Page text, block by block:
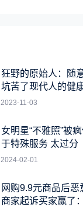
狂野的原始人：随
坑苦了现代人的健
2023-11-03
女明星“不雅照”被
于特殊服务 太过分
2024-02-01
网购9.9元商品后恶
商家起诉买家赢了